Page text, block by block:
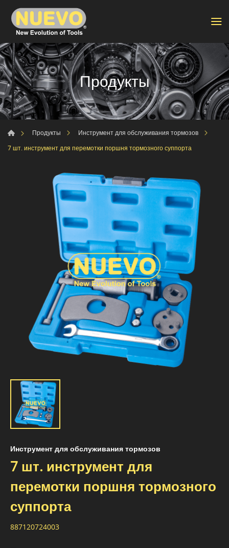
Продукты
Продукты
Инструмент для обслуживания тормозов
7 шт. инструмент для перемотки поршня тормозного суппорта
Инструмент для обслуживания тормозов
7 шт. инструмент для
перемотки поршня тормозного
суппорта
887120724003